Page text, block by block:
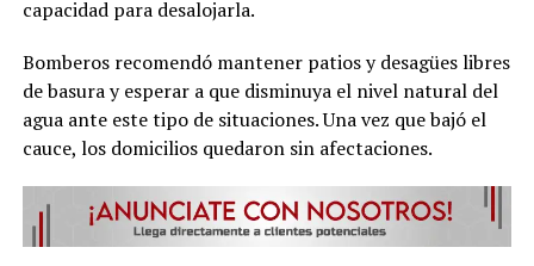
capacidad para desalojarla.
Bomberos recomendó mantener patios y desagües libres
de basura y esperar a que disminuya el nivel natural del
agua ante este tipo de situaciones. Una vez que bajó el
cauce, los domicilios quedaron sin afectaciones.